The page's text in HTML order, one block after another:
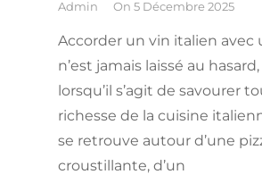
By
Admin On 5 Décembre 2025
Accorder un vin italien avec
n’est jamais laissé au
lorsqu’il s’agit de savourer
richesse de la cuisine
se retrouve autour d’une
croustillante, d’un